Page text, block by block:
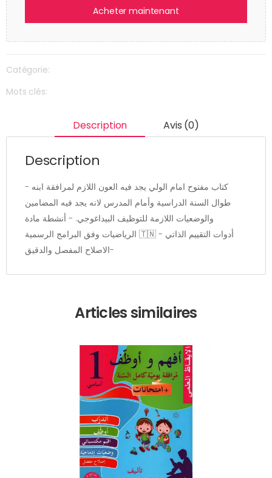
Acheter maintenant
Catégorie:
Mots clés:
Description Avis (0)
Description
- كتاب مفتوح امام الولي يجد فيه العون اللازم لمرافقة ابنه
طوال السنة الدراسية وأمام المدرس لانه يجد فيه المضامين
والوضعيات اللازمة للتوظيف البيداغوجي. - أنشطة مادة
الرياضيات وفق البرامج الرسمية 🇹🇳 - أدوات التقييم الذاتي
-الاصلاح المفصل والدقيق
Articles similaires